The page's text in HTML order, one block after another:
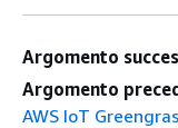
Argomento
Argomento
AWS IoT